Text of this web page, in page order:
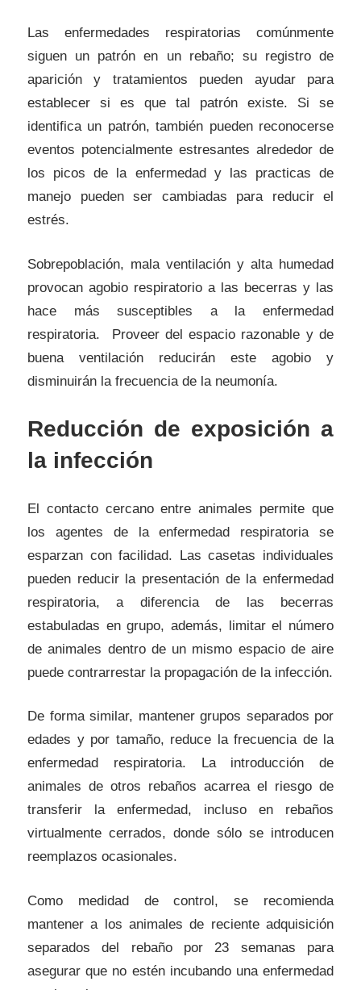
Las enfermedades respiratorias comúnmente
siguen un patrón en un rebaño; su registro de
aparición y tratamientos pueden ayudar para
establecer si es que tal patrón existe. Si se
identifica un patrón, también pueden reconocerse
eventos potencialmente estresantes alrededor de
los picos de la enfermedad y las practicas de
manejo pueden ser cambiadas para reducir el
estrés.
Sobrepoblación, mala ventilación y alta humedad
provocan agobio respiratorio a las becerras y las
hace más susceptibles a la enfermedad
respiratoria. Proveer del espacio razonable y de
buena ventilación reducirán este agobio y
disminuirán la frecuencia de la neumonía.
Reducción de exposición a
la infección
El contacto cercano entre animales permite que
los agentes de la enfermedad respiratoria se
esparzan con facilidad. Las casetas individuales
pueden reducir la presentación de la enfermedad
respiratoria, a diferencia de las becerras
estabuladas en grupo, además, limitar el número
de animales dentro de un mismo espacio de aire
puede contrarrestar la propagación de la infección.
De forma similar, mantener grupos separados por
edades y por tamaño, reduce la frecuencia de la
enfermedad respiratoria. La introducción de
animales de otros rebaños acarrea el riesgo de
transferir la enfermedad, incluso en rebaños
virtualmente cerrados, donde sólo se introducen
reemplazos ocasionales.
Como medidad de control, se recomienda
mantener a los animales de reciente adquisición
separados del rebaño por 23 semanas para
asegurar que no estén incubando una enfermedad